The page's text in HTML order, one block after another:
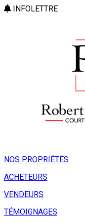
INFOLETTRE
NOS PROPRIÉTÉS
ACHETEURS
VENDEURS
TÉMOIGNAGES